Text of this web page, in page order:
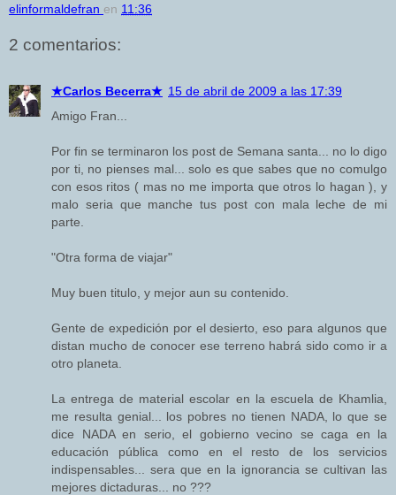
elinformaldefran en 11:36
2 comentarios:
★Carlos Becerra★ 15 de abril de 2009 a las 17:39
Amigo Fran...
Por fin se terminaron los post de Semana santa... no lo digo
por ti, no pienses mal... solo es que sabes que no comulgo
con esos ritos ( mas no me importa que otros lo hagan ), y
malo seria que manche tus post con mala leche de mi
parte.
"Otra forma de viajar"
Muy buen titulo, y mejor aun su contenido.
Gente de expedición por el desierto, eso para algunos que
distan mucho de conocer ese terreno habrá sido como ir a
otro planeta.
La entrega de material escolar en la escuela de Khamlia,
me resulta genial... los pobres no tienen NADA, lo que se
dice NADA en serio, el gobierno vecino se caga en la
educación pública como en el resto de los servicios
indispensables... sera que en la ignorancia se cultivan las
mejores dictaduras... no ???